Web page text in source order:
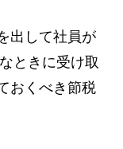
出して社員が
ときに受け取
おくべき節税